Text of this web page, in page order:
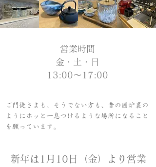
営業時間
金・土・日
13:00〜17:00
ご門徒さまも、そうでない方も、昔の囲炉裏の
ようにホッと一息つけるような場所になること
を願っています。
新年は 1月10日
（金）より営業